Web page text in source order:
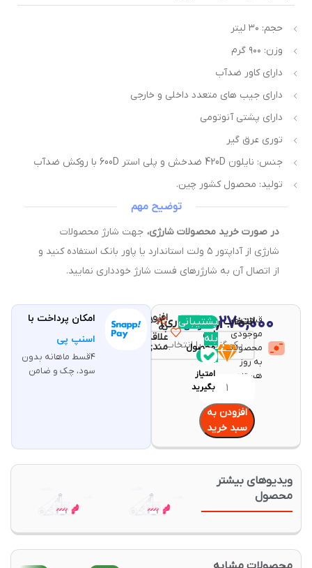
حجم: ۳۰ لیتر
وزن: ۹۰۰ گرم
دارای کاور ضدآب
دارای جیب های متعدد داخلی و خارجی
دارای پشتی آنوتومی
توری عرق گیر
جنس: نایلون 420D ضدخش و پلی استر 600D با روکش ضدآب
تولید: محصول کشور چین.
توضیح مهم
در صورت خرید محصولات شارژی،جهت شارژ محصولات
شارژی از آداپتور ۵ ولت استاندارد یا پاور بانک استفاده کنید و
از اتصال آن به شارژرهای فست شارژ خودداری نمایید.
قیمت و
موجودی
محصولات
به روز
هستند.
۶,۲۷۰,۰۰۰تومان
انتخاب رنگ (اجباری)
افزودن به
سبد خرید
با خرید
این
محصول
۱۲۵
امتیاز
بگیرید
پشتیبانی
بله
افزودن
به
علاقه
مندی
مقایسه
امکان پرداخت با
اسنپ پی
۴قسط ماهانه بدون
سود، چک و ضامن
ویدیوهای بیشتر
محصول